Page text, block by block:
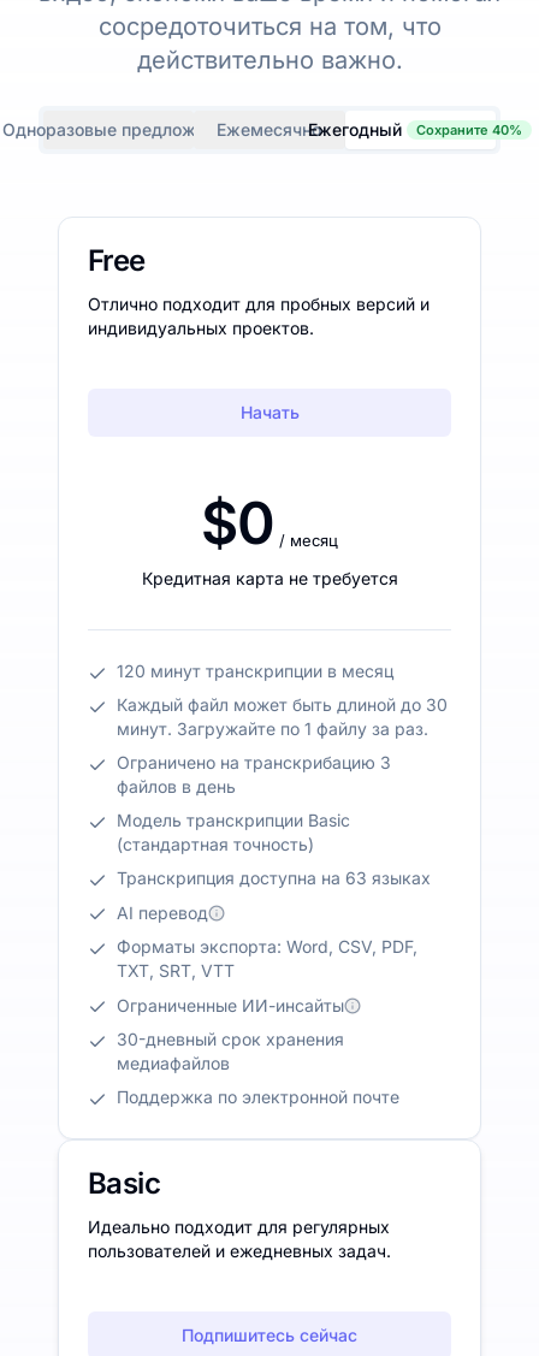
сосредоточиться на том, что
действительно важно.
Одноразовые предложенияЕжемесячноЕжегодный Сохраните 40%
Free
Отлично подходит для пробных версий и
индивидуальных проектов.
Начать
$0 / месяц
Кредитная карта не требуется
120 минут транскрипции в месяц
Каждый файл может быть длиной до 30
минут. Загружайте по 1 файлу за раз.
Ограничено на транскрибацию 3
файлов в день
Модель транскрипции Basic
(стандартная точность)
Транскрипция доступна на 63 языках
AI перевод
Форматы экспорта: Word, CSV, PDF,
TXT, SRT, VTT
Ограниченные ИИ-инсайты
30-дневный срок хранения
медиафайлов
Поддержка по электронной почте
Basic
Идеально подходит для регулярных
пользователей и ежедневных задач.
Подпишитесь сейчас